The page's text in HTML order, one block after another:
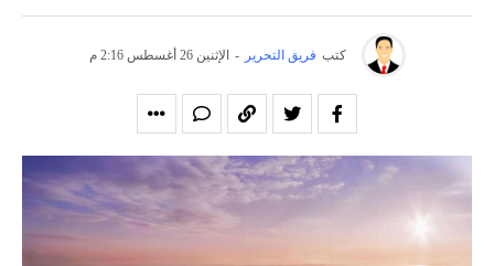
كتب فريق التحرير - الإثنين 26 أغسطس 2:16 م